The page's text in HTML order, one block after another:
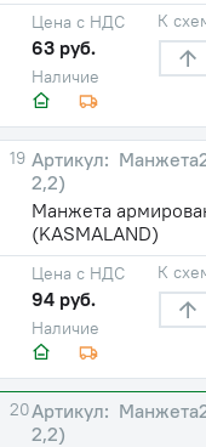
Наличие
Цена с НДС
63 руб.
К
19
2,2)
Манжета
(KASMALAND)
Наличие
Цена с НДС
94 руб.
К
20
2,2)